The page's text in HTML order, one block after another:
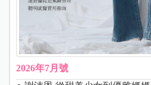
2026年7月號